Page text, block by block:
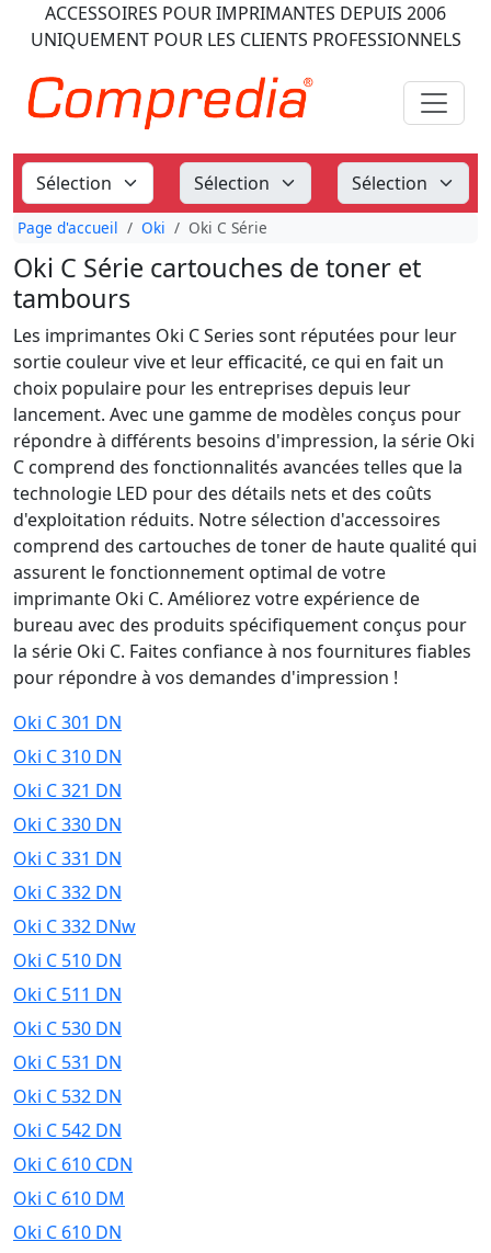
ACCESSOIRES POUR IMPRIMANTES DEPUIS 2006
UNIQUEMENT POUR LES CLIENTS PROFESSIONNELS
Page d'accueil Oki Oki C Série
Oki C Série cartouches de toner et
tambours
Les imprimantes Oki C Series sont réputées pour leur
sortie couleur vive et leur efficacité, ce qui en fait un
choix populaire pour les entreprises depuis leur
lancement. Avec une gamme de modèles conçus pour
répondre à différents besoins d'impression, la série Oki
C comprend des fonctionnalités avancées telles que la
technologie LED pour des détails nets et des coûts
d'exploitation réduits. Notre sélection d'accessoires
comprend des cartouches de toner de haute qualité qui
assurent le fonctionnement optimal de votre
imprimante Oki C. Améliorez votre expérience de
bureau avec des produits spécifiquement conçus pour
la série Oki C. Faites confiance à nos fournitures fiables
pour répondre à vos demandes d'impression !
Oki C 301 DN
Oki C 310 DN
Oki C 321 DN
Oki C 330 DN
Oki C 331 DN
Oki C 332 DN
Oki C 332 DNw
Oki C 510 DN
Oki C 511 DN
Oki C 530 DN
Oki C 531 DN
Oki C 532 DN
Oki C 542 DN
Oki C 610 CDN
Oki C 610 DM
Oki C 610 DN